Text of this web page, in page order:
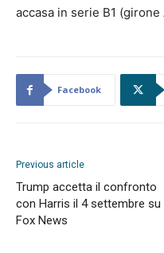
accasa in serie B1 (girone
Facebook
Previous article
Trump accetta il confronto
con Harris il 4 settembre su
Fox News